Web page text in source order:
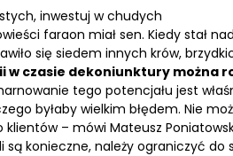
inwestuj w chudych
faraon miał sen. Kiedy stał
się siedem innych krów,
czasie dekoniunktury można
tego potencjału jest
byłaby wielkim błędem. Nie
klientów – mówi Mateusz
są konieczne, należy ograniczyć